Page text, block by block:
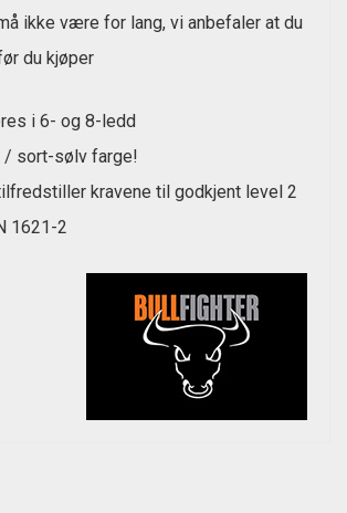
ikke være for lang, vi anbefaler at du
du kjøper
i 6- og 8-ledd
/ sort-sølv farge!
kravene til godkjent level 2
1621-2